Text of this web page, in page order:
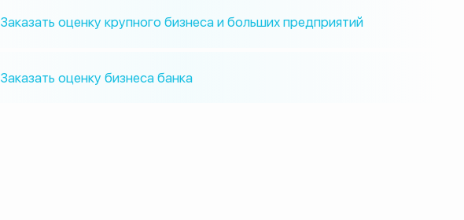
Заказать оценку крупного бизнеса и больших предприятий
Заказать оценку бизнеса банка